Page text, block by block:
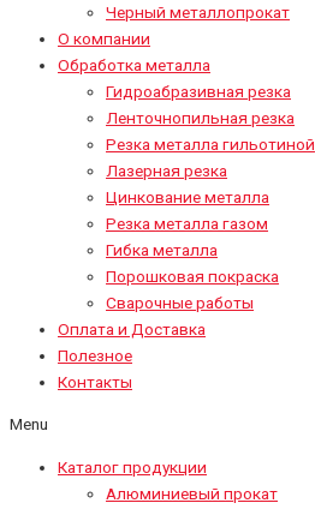
Черный металлопрокат
О компании
Обработка металла
Гидроабразивная резка
Ленточнопильная резка
Резка металла гильотиной
Лазерная резка
Цинкование металла
Резка металла газом
Гибка металла
Порошковая покраска
Сварочные работы
Оплата и Доставка
Полезное
Контакты
Menu
Каталог продукции
Алюминиевый прокат